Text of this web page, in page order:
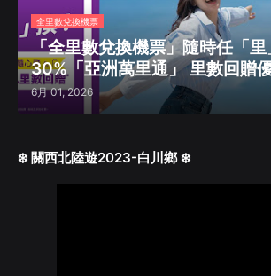
全里數兌換機票
「全里數兌換機票」隨時任「
30%「亞洲萬里通」 里數回贈
6月 01, 2026
❄️ 關西北陸遊2023-白川鄉 ❄️